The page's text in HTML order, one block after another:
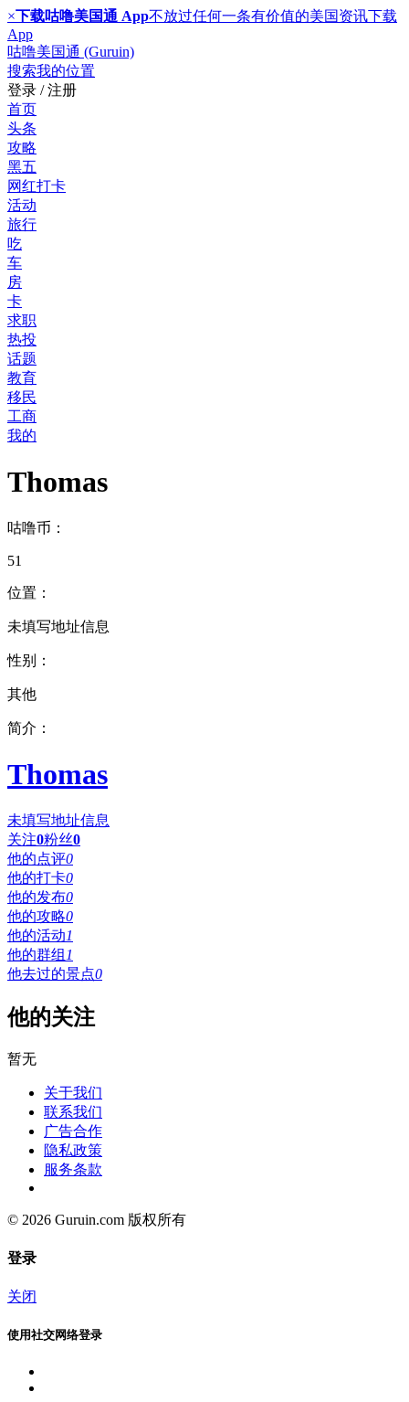
×下载咕噜美国通 App不放过任何一条有价值的美国资讯下载
App
咕噜美国通 (Guruin)
搜索我的位置
登录 / 注册
首页
头条
攻略
黑五
网红打卡
活动
旅行
吃
车
房
卡
求职
热投
话题
教育
移民
工商
我的
Thomas
咕噜币：
51
位置：
未填写地址信息
性别：
其他
简介：
Thomas
未填写地址信息
关注0粉丝0
他的点评0
他的打卡0
他的发布0
他的攻略0
他的活动1
他的群组 1
他去过的景点0
他的关注
暂无
关于我们
联系我们
广告合作
隐私政策
服务条款
© 2026 Guruin.com 版权所有
登录
关闭
使用社交网络登录